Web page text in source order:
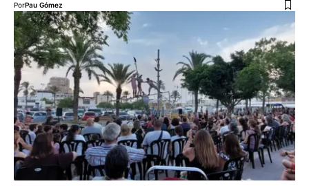
PorPau Gómez